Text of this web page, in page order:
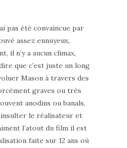
pas été convaincue par
assez ennuyeux,
il n’y a aucun climax,
que c’est juste un long
Mason à travers des
graves ou très
anodins ou banals,
le réalisateur et
l’atout du film il est
faite sur 12 ans où